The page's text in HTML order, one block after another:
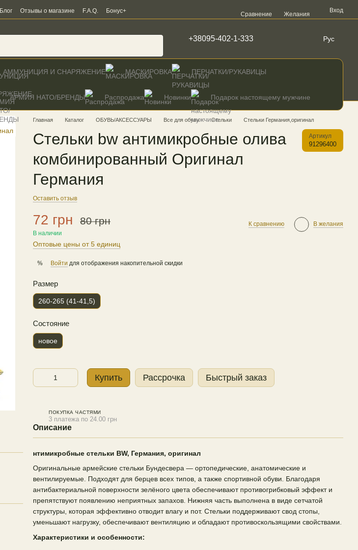
Блог Отзывы о магазине F.A.Q. Бонус+ Сравнение Желания
Вход
+38095-402-1-333 Рус
АММУНИЦИЯ И СНАРЯЖЕНИЕ МАСКИРОВКА ПЕРЧАТКИ/РУКАВИЦЫ
AРМИЯ НАТО/БРЕНДЫ Распродажа Новинки Подарок настоящему мужчине
Главная Каталог ОБУВЬ/АКСЕССУАРЫ Все для обуви Стельки Стельки Германия,оригинал
Стельки bw антимикробные олива
комбинированный Оригинал
Германия
Артикул
91296400
Оставить отзыв
72 грн 80 грн
В наличии
К сравнению В желания
Оптовые цены от 5 единиц
% Войти для отображения накопительной скидки
Размер
260-265 (41-41,5)
Состояние
новое
Купить Рассрочка Быстрый заказ
ПОКУПКА ЧАСТЯМИ
3 платежа по 24.00 грн
Описание
нтимикробные стельки BW, Германия, оригинал
Оригинальные армейские стельки Бундесвера — ортопедические, анатомические и
вентилируемые. Подходят для берцев всех типов, а также спортивной обуви. Благодаря
антибактериальной поверхности зелёного цвета обеспечивают противогрибковый эффект и
препятствуют появлению неприятных запахов. Нижняя часть выполнена в виде сетчатой
структуры, которая эффективно отводит влагу и пот. Стельки поддерживают свод стопы,
уменьшают нагрузку, обеспечивают вентиляцию и обладают противоскользящими свойствами.
Характеристики и особенности: